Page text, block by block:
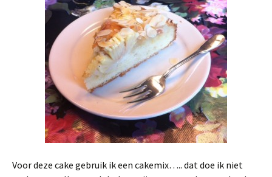
Voor deze cake gebruik ik een cakemix….. dat doe ik niet